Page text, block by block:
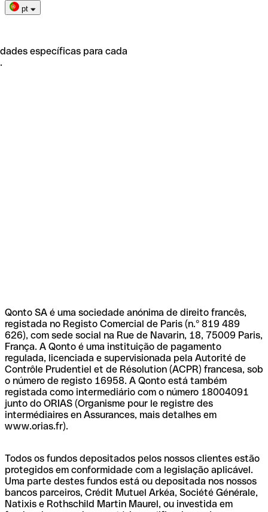
pt
específicas para cada
Qonto SA é uma sociedade anónima de direito francês,
registada no Registo Comercial de Paris (n.º 819 489
626), com sede social na Rue de Navarin, 18, 75009 Paris,
França. A Qonto é uma instituição de pagamento
regulada, licenciada e supervisionada pela Autorité de
Contrôle Prudentiel et de Résolution (ACPR) francesa, sob
o número de registo 16958. A Qonto está também
registada como intermediário com o número 18004091
junto do ORIAS (Organisme pour le registre des
intermédiaires en Assurances, mais detalhes em
www.orias.fr).
Todos os fundos depositados pelos nossos clientes estão
protegidos em conformidade com a legislação aplicável.
Uma parte destes fundos está ou depositada nos nossos
bancos parceiros, Crédit Mutuel Arkéa, Société Générale,
Natixis e Rothschild Martin Maurel, ou investida em